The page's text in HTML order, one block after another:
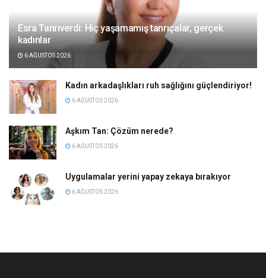
Esra Tanrıverdi: Hiç yaşamamış tanrıçalar, gerçek
kadınlar
6 AĞUSTOS 2026
Kadın arkadaşlıkları ruh sağlığını güçlendiriyor!
6 AĞUSTOS 2026
Aşkım Tan: Çözüm nerede?
6 AĞUSTOS 2026
Uygulamalar yerini yapay zekaya bırakıyor
6 AĞUSTOS 2026